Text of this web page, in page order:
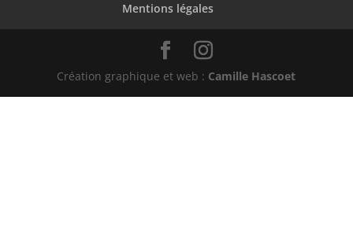
Mentions légales
Création graphique et web : Camille Hascoet